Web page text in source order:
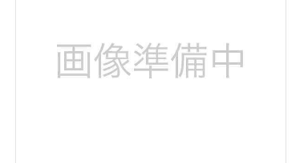
閲覧履歴